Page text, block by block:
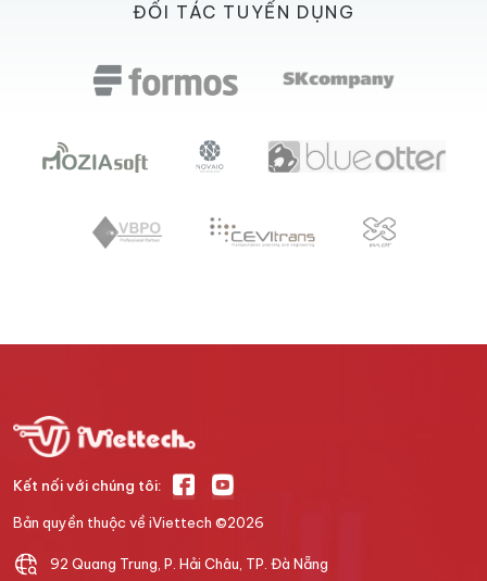
ĐỐI TÁC TUYỂN DỤNG
Kết nối với chúng tôi:
Bản quyền thuộc về iViettech ©2026
92 Quang Trung, P. Hải Châu, TP. Đà Nẵng